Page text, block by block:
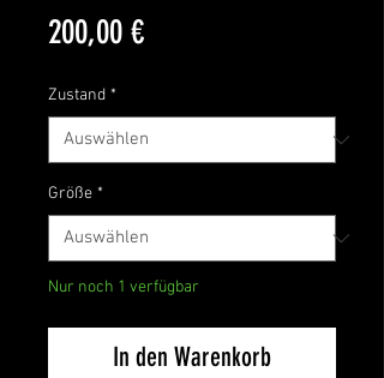
200,00 €Preis
Zustand *
Größe *
Nur noch 1 verfügbar
In den Warenkorb